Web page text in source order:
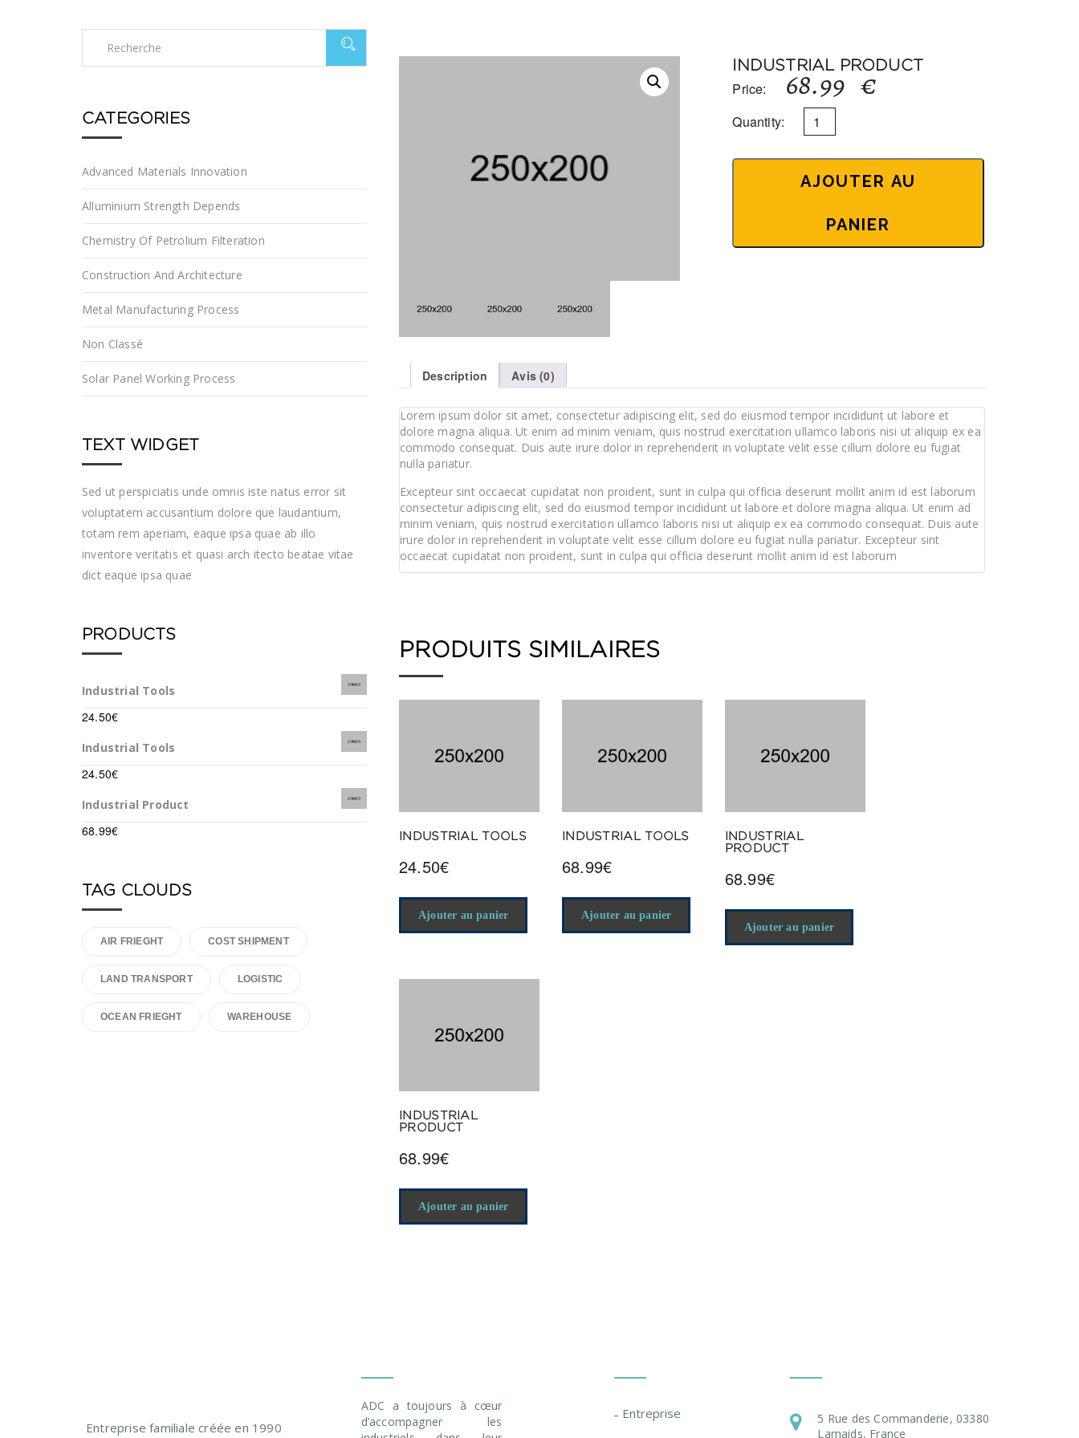
INDUSTRIAL PRODUCT
Price: 68.99 €
Quantity:
AJOUTER AU
PANIER
Description Avis (0)
Lorem ipsum dolor sit amet, consectetur adipiscing elit, sed do eiusmod tempor incididunt ut labore et
dolore magna aliqua. Ut enim ad minim veniam, quis nostrud exercitation ullamco laboris nisi ut aliquip ex ea
commodo consequat. Duis aute irure dolor in reprehenderit in voluptate velit esse cillum dolore eu fugiat
nulla pariatur.
Excepteur sint occaecat cupidatat non proident, sunt in culpa qui officia deserunt mollit anim id est laborum
consectetur adipiscing elit, sed do eiusmod tempor incididunt ut labore et dolore magna aliqua. Ut enim ad
minim veniam, quis nostrud exercitation ullamco laboris nisi ut aliquip ex ea commodo consequat. Duis aute
irure dolor in reprehenderit in voluptate velit esse cillum dolore eu fugiat nulla pariatur. Excepteur sint
occaecat cupidatat non proident, sunt in culpa qui officia deserunt mollit anim id est laborum
PRODUITS SIMILAIRES
INDUSTRIAL TOOLS
24.50€
Ajouter au panier
INDUSTRIAL TOOLS
68.99€
Ajouter au panier
INDUSTRIAL
PRODUCT
68.99€
Ajouter au panier
INDUSTRIAL
PRODUCT
68.99€
Ajouter au panier
CATEGORIES
Advanced Materials Innovation
Alluminium Strength Depends
Chemistry Of Petrolium Filteration
Construction And Architecture
Metal Manufacturing Process
Non Classé
Solar Panel Working Process
TEXT WIDGET
Sed ut perspiciatis unde omnis iste natus error sit
voluptatem accusantium dolore que laudantium,
totam rem aperiam, eaque ipsa quae ab illo
inventore veritatis et quasi arch itecto beatae vitae
dict eaque ipsa quae
PRODUCTS
Industrial Tools
24.50€
Industrial Tools
24.50€
Industrial Product
68.99€
TAG CLOUDS
AIR FRIEGHT COST SHIPMENT
LAND TRANSPORT LOGISTIC
OCEAN FRIEGHT WAREHOUSE
Entreprise familiale créée en 1990
ADC a toujours à cœur
d’accompagner les
Entreprise
5 Rue des Commanderie, 03380
Lamaids, France